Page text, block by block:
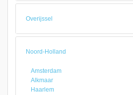
Overijssel
Noord-Holland
Amsterdam
Alkmaar
Haarlem